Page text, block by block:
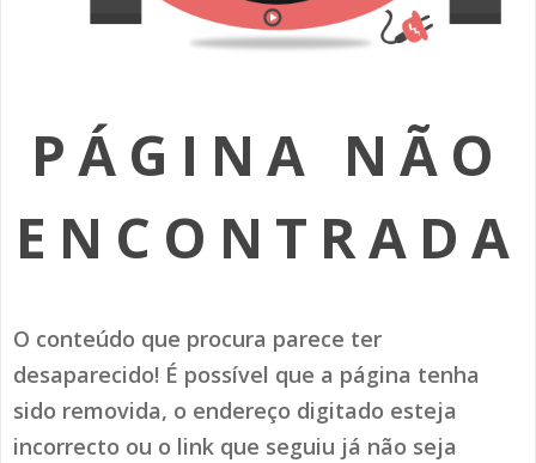
SOMOS TODOS EUROPEUS
AMADORA LIGA À RESILIÊNCIA
(RE) PENSAMENTOS
HISTÓRIAS DE ABRIL
PÁGINA NÃO
ENCONTRADA
O conteúdo que procura parece ter
desaparecido! É possível que a página tenha
sido removida, o endereço digitado esteja
incorrecto ou o link que seguiu já não seja